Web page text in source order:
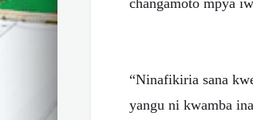
changamoto mpya
“Ninafikiria sana
yangu ni kwamba